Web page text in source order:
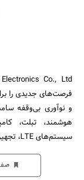
فرصت‌های جدیدی را
و نوآوری بی‌وقفه
هوشمند، تبلت،
سیستم‌های LTE، تجهیزات پزشکی، نیم رسانا‌ها و سیستمهای LED است.